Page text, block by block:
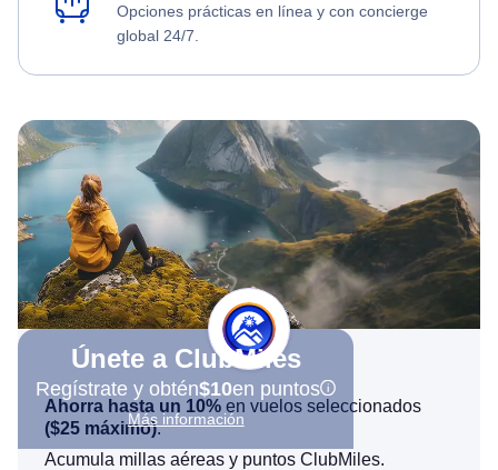
Opciones prácticas en línea y con concierge
global 24/7.
Únete a ClubMiles
Regístrate y obtén$10en puntos
Más información
Ahorra hasta un 10% en vuelos seleccionados
($25 máximo).
Acumula millas aéreas y puntos ClubMiles.